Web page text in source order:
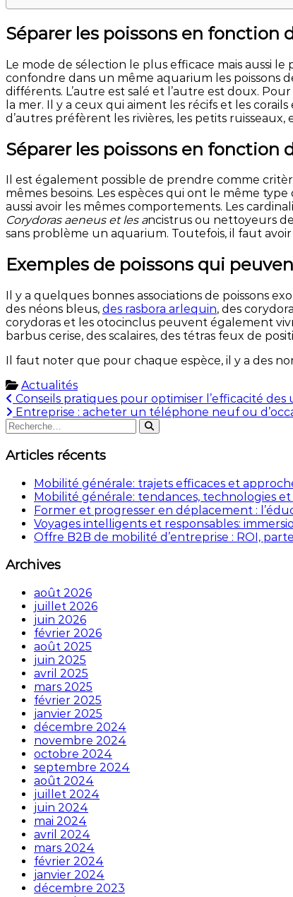
Séparer les poissons en fonction
Le mode de sélection le plus efficace mais aussi
confondre dans un même aquarium les poissons
différents. L’autre est salé et l’autre est doux.
la mer. Il y a ceux qui aiment les récifs et les
d’autres préfèrent les rivières, les petits ruisseaux,
Séparer les poissons en fonction
Il est également possible de prendre comme
mêmes besoins. Les espèces qui ont le même
aussi avoir les mêmes comportements. Les
Corydoras aeneus et les ancistrus ou nettoyeurs
sans problème un aquarium. Toutefois, il faut
Exemples de poissons qui
Il y a quelques bonnes associations de poissons
des néons bleus, des rasbora arlequin, des
corydoras et les otocinclus peuvent également
barbus cerise, des scalaires, des tétras feux de
Il faut noter que pour chaque espèce, il y a des
Actualités
Navigation
de
Conseils pratiques pour optimiser l’efficacité des
Entreprise : acheter un téléphone neuf ou
Rechercher
Rechercher
Articles récents
Mobilité générale: trajets efficaces et
Mobilité générale: tendances, technologies
Former et progresser en déplacement :
Voyages intelligents et responsables:
Offre B2B de mobilité d’entreprise : ROI,
Archives
août 2026
juillet 2026
juin 2026
février 2026
août 2025
juin 2025
avril 2025
mars 2025
février 2025
janvier 2025
décembre 2024
novembre 2024
octobre 2024
septembre 2024
août 2024
juillet 2024
juin 2024
mai 2024
avril 2024
mars 2024
février 2024
janvier 2024
décembre 2023